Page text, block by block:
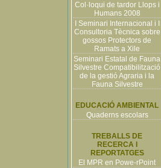
Col·loqui de tardor Llops i
Humans 2008
I Seminari Internacional i I
Consultoria Tècnica sobre
gossos Protectors de
Ramats a Xile
Seminari Estatal de Fauna
Silvestre Compatibilització
de la gestió Agraria i la
Fauna Silvestre
EDUCACIÓ AMBIENTAL
Quaderns escolars
TREBALLS DE
RECERCA I
REPORTATGES
El MPR en Powe-rPoint